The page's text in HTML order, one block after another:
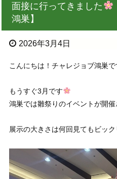
面接に行ってきました
鴻巣】
2026年3月4日
こんにちは！チャレジョブ鴻巣で
もうすぐ3月です
鴻巣では雛祭りのイベントが開催
展示の大きさは何回見てもビック